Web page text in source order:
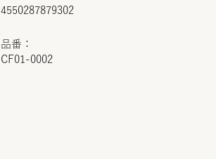
4550287879302
品番：
CF01-0002